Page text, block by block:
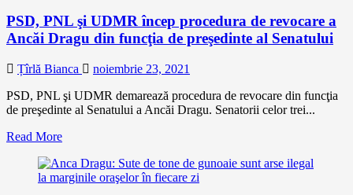
PSD, PNL şi UDMR încep procedura de revocare a
Ancăi Dragu din funcţia de preşedinte al Senatului
Țîrlă Bianca
noiembrie 23, 2021
PSD, PNL şi UDMR demarează procedura de revocare din funcţia
de preşedinte al Senatului a Ancăi Dragu. Senatorii celor trei...
Read More